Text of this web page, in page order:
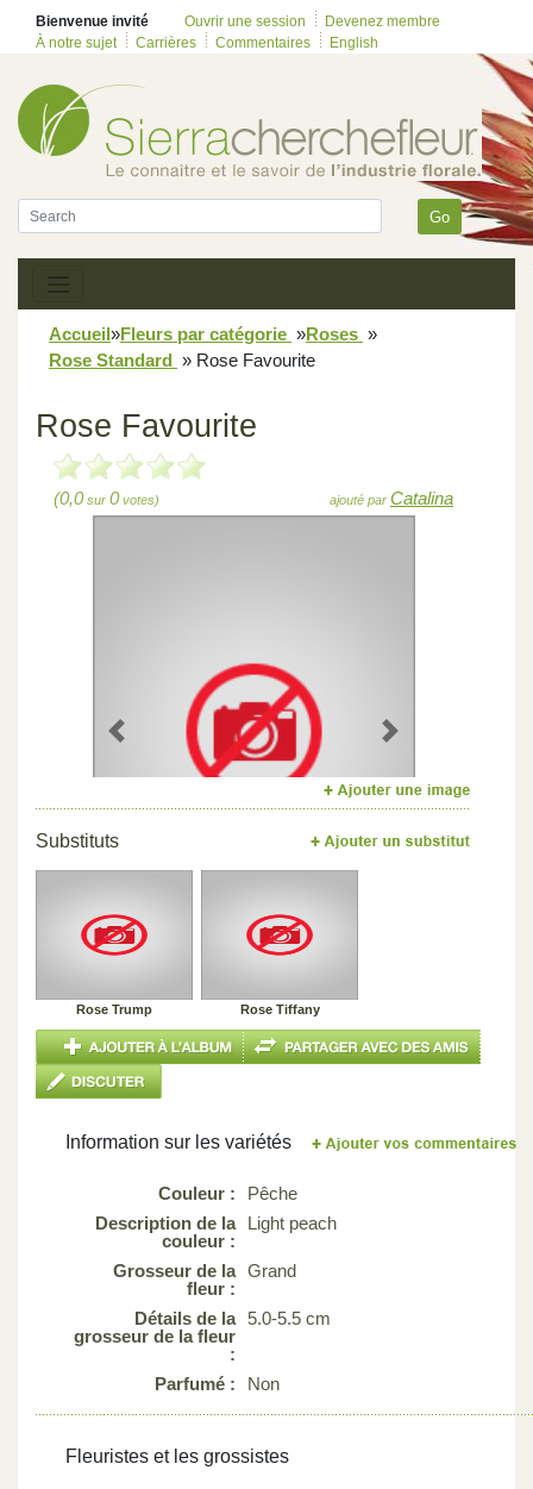
Bienvenue invité Ouvrir une session
Devenez membre
À notre sujet
Carrières Commentaires English
Go
Accueil»Fleurs par catégorie »Roses »
Rose Standard » Rose Favourite
Rose Favourite
(0,0sur 0votes) ajouté par Catalina
Previous Next
Substituts
Rose Trump Rose Tiffany
Information sur les variétés
Couleur :
Pêche
Description de la
couleur :
Light peach
Grosseur de la
fleur :
Grand
Détails de la
grosseur de la fleur
:
5.0-5.5 cm
Parfumé : Non
Fleuristes et les grossistes